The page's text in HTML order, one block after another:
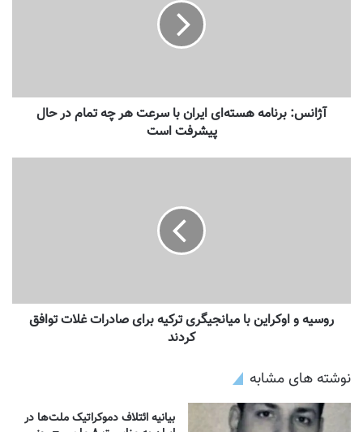
آژانس: برنامه هسته‌ای ایران با سرعت هر چه تمام در حال
پیشرفت است
روسیه و اوکراین با میانجیگری ترکیه برای صادرات غلات توافق
کردند
نوشته های مشابه
بیانیه ائتلاف دموکراتیک ملت‌ها در